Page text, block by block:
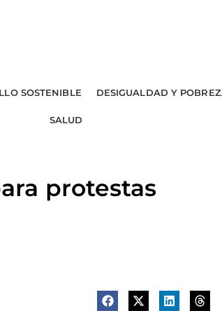
SOSTENIBLE DESIGUALDAD Y
SALUD
protestas